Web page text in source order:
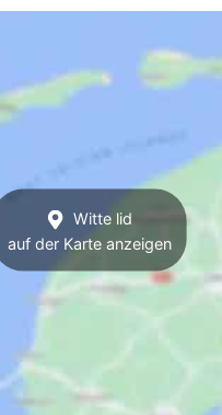
Witte lid
auf der Karte anzeigen